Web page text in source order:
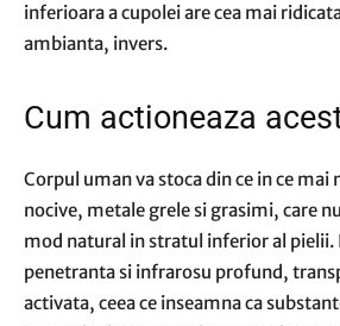
inferioara a cupolei are cea mai
ambianta, invers.
Cum actioneaza
Corpul uman va stoca din ce in ce
nocive, metale grele si grasimi, care
mod natural in stratul inferior al pielii.
penetranta si infrarosu profund,
activata, ceea ce inseamna ca